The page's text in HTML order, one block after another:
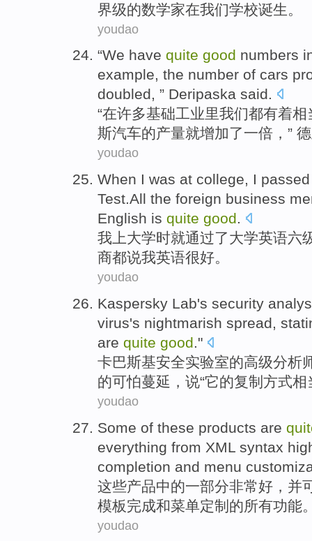
界级的数学家在我们学校诞生。
youdao
“We have quite good numbers
example, the number of cars
doubled, ” Deripaska said.
“在许多基础工业里我们都有着相
斯汽车的产量就增加了一倍 ，”
youdao
When I was at college, I passed
Test.All the foreign business
English is quite good.
我 上大学时就通过了大学英语六
商都说我英语很好。
youdao
Kaspersky Lab's security
virus's nightmarish spread,
are quite good."
卡巴斯基安全实验室的高级分析
的可怕蔓延 ，说“它的复制 方式相
youdao
Some of these products are
everything from XML syntax
completion and menu
这些产品中的一部分非常好 ， 并
模板完成和菜单定制 的所有功能
youdao